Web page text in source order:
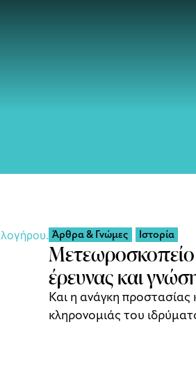
Άρθρα & Γνώμες Ιστορία
Μετεωροσκοπείο
έρευνας και
Και η ανάγκη προστασίας
κληρονομιάς του